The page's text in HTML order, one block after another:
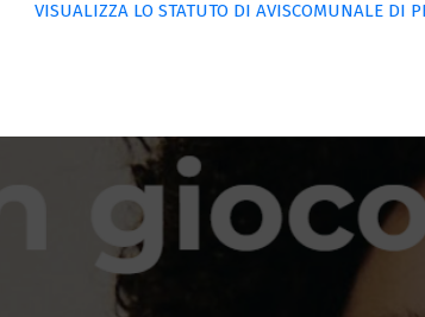
VISUALIZZA LO STATUTO DI AVISCOMUNALE DI